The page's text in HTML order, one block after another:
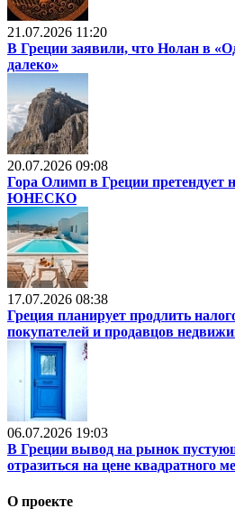
21.07.2026 11:20
В Греции заявили, что Нолан в
далеко»
20.07.2026 09:08
Гора Олимп в Греции претендует
ЮНЕСКО
17.07.2026 08:38
Греция планирует продлить
покупателей и продавцов
06.07.2026 19:03
В Греции вывод на рынок
отразиться на цене квадратного
О проекте